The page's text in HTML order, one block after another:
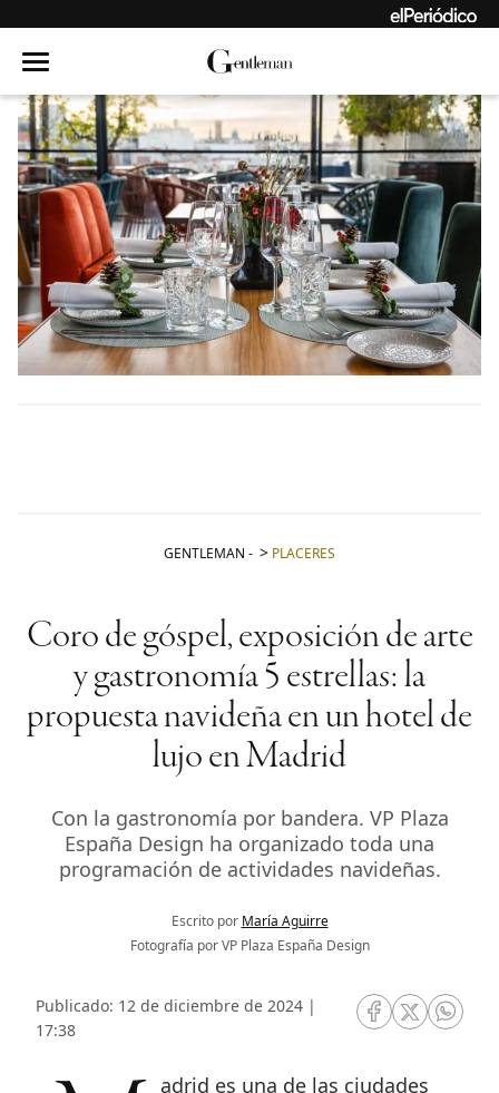
GENTLEMAN - PLACERES
Coro de góspel, exposición de arte
y gastronomía 5 estrellas: la
propuesta navideña en un hotel de
lujo en Madrid
Con la gastronomía por bandera. VP Plaza
España Design ha organizado toda una
programación de actividades navideñas.
Escrito por María Aguirre
Fotografía por VP Plaza España Design
Publicado: 12 de diciembre de 2024 |
17:38
RRSS Facebook
RRSSRRSS